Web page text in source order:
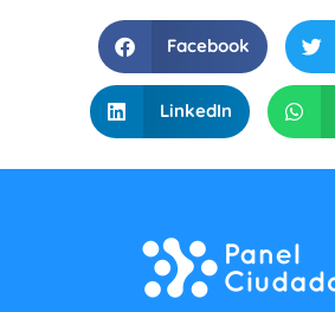
Facebook
LinkedIn